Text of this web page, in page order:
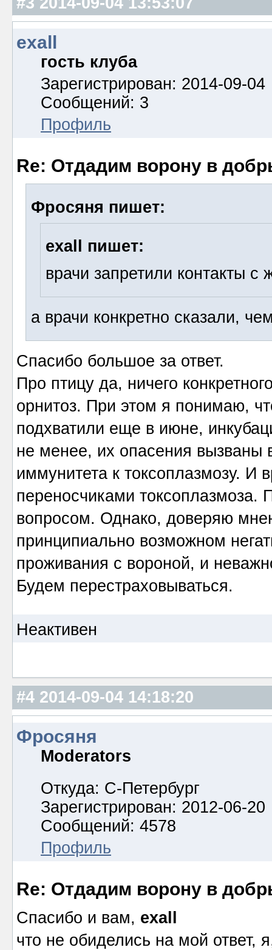
exall
гость клуба
Зарегистрирован: 2014-09-04
Сообщений: 3
Профиль
Re: Отдадим ворону в
Фросяня пишет:
exall пишет:
врачи запретили контакты с
а врачи конкретно сказали,
Спасибо большое за ответ.
Про птицу да, ничего
орнитоз. При этом я понимаю,
подхватили еще в июне,
не менее, их опасения вызваны
иммунитета к токсоплазмозу. И
переносчиками
вопросом. Однако, доверяю
принципиально возможном
проживания с вороной, и
Будем перестраховываться.
Неактивен
#4 2014-09-04 14:18:20
Фросяня
Moderators
Откуда: С-Петербург
Зарегистрирован: 2012-06-20
Сообщений: 4578
Профиль
Re: Отдадим ворону в
Спасибо и вам, exall
что не обиделись на мой ответ,